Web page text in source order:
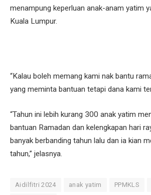
menampung keperluan anak-anam yatim
Kuala Lumpur.
“Kalau boleh memang kami nak bantu
yang meminta bantuan tetapi dana kami
“Tahun ini lebih kurang 300 anak yatim
bantuan Ramadan dan kelengkapan hari
banyak berbanding tahun lalu dan ia kian
tahun,” jelasnya.
Aidilfitri 2024 anak yatim PPMKLS